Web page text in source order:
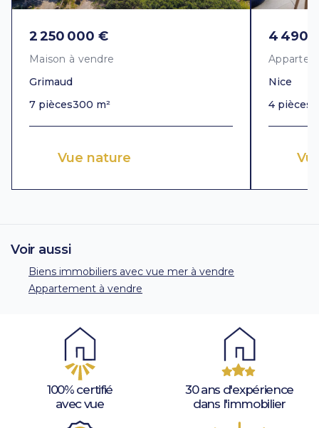
2 250 000 €
Maison à vendre
Grimaud
7 pièces300 m²
Vue nature
4 490
Nice
4 pièces
Voir aussi
Biens immobiliers avec vue mer à vendre
Appartement à vendre
100% certifié
avec vue
30 ans d'expérience
dans l'immobilier